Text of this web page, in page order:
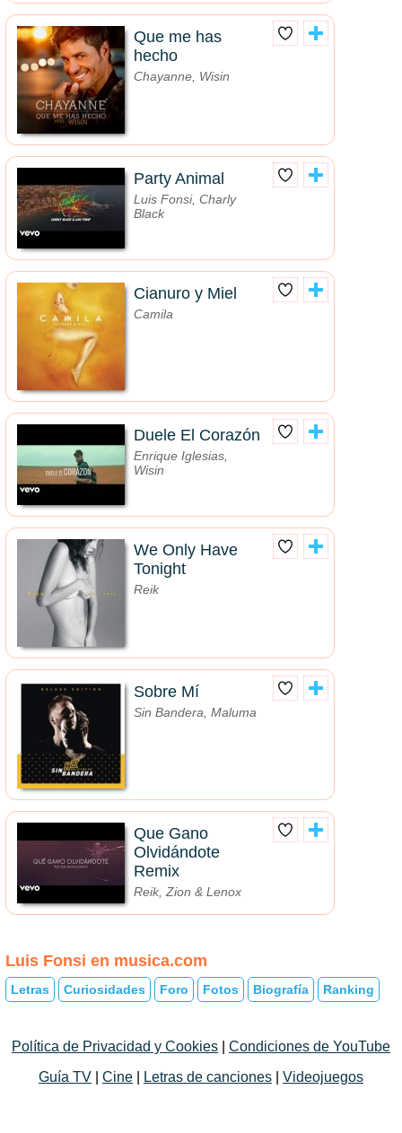
Que me has
hecho
Chayanne, Wisin
Party Animal
Luis Fonsi, Charly
Black
Cianuro y Miel
Camila
Duele El Corazón
Enrique Iglesias,
Wisin
We Only Have
Tonight
Reik
Sobre Mí
Sin Bandera, Maluma
Que Gano
Olvidándote
Remix
Reik, Zion & Lenox
Luis Fonsi en musica.com
Letras Curiosidades Foro Fotos Biografía Ranking
Política de Privacidad y Cookies
Condiciones de YouTube
Guía TV
Cine Letras de canciones Videojuegos